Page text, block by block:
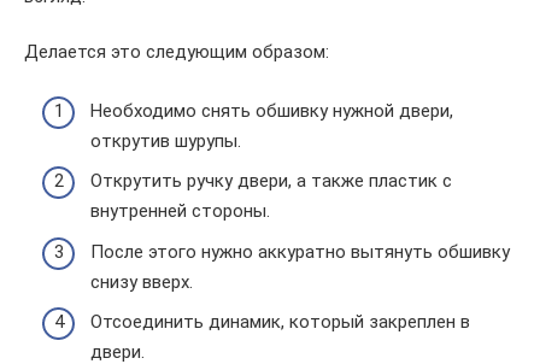
Делается это следующим образом:
Необходимо снять обшивку нужной двери,
открутив шурупы.
Открутить ручку двери, а также пластик с
внутренней стороны.
После этого нужно аккуратно вытянуть обшивку
снизу вверх.
Отсоединить динамик, который закреплен в
двери.